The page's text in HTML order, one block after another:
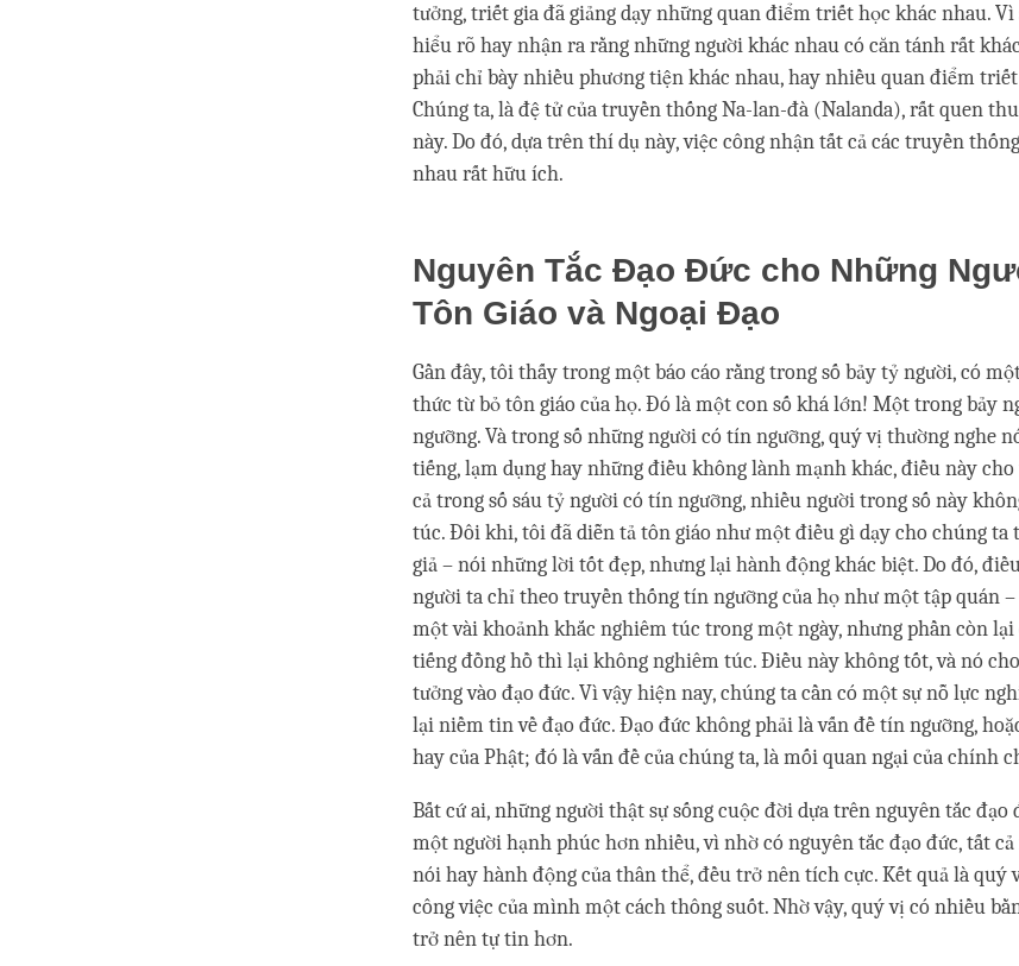
tưởng, triết gia đã giảng dạy những quan điểm triết học khác nhau. Vì
hiểu rõ hay nhận ra rằng những người khác nhau có căn tánh rất
phải chỉ bày nhiều phương tiện khác nhau, hay nhiều quan điểm
Chúng ta, là đệ tử của truyền thống Na-lan-đà (Nalanda), rất quen
này. Do đó, dựa trên thí dụ này, việc công nhận tất cả các truyền
nhau rất hữu ích.
Nguyên Tắc Đạo Đức cho Những
Tôn Giáo và Ngoại Đạo
Gần đây, tôi thấy trong một báo cáo rằng trong số bảy tỷ người, có
thức từ bỏ tôn giáo của họ. Đó là một con số khá lớn! Một trong bảy
ngưỡng. Và trong số những người có tín ngưỡng, quý vị thường nghe
tiếng, lạm dụng hay những điều không lành mạnh khác, điều này
cả trong số sáu tỷ người có tín ngưỡng, nhiều người trong số này
túc. Đôi khi, tôi đã diễn tả tôn giáo như một điều gì dạy cho chúng ta
giả – nói những lời tốt đẹp, nhưng lại hành động khác biệt. Do đó,
người ta chỉ theo truyền thống tín ngưỡng của họ như một tập quán
một vài khoảnh khắc nghiêm túc trong một ngày, nhưng phần còn
tiếng đồng hồ thì lại không nghiêm túc. Điều này không tốt, và nó
tưởng vào đạo đức. Vì vậy hiện nay, chúng ta cần có một sự nỗ lực
lại niềm tin về đạo đức. Đạo đức không phải là vấn đề tín ngưỡng,
hay của Phật; đó là vấn đề của chúng ta, là mối quan ngại của chính
Bất cứ ai, những người thật sự sống cuộc đời dựa trên nguyên tắc đạo
một người hạnh phúc hơn nhiều, vì nhờ có nguyên tắc đạo đức, tất
nói hay hành động của thân thể, đều trở nên tích cực. Kết quả là quý
công việc của mình một cách thông suốt. Nhờ vậy, quý vị có nhiều
trở nên tự tin hơn.